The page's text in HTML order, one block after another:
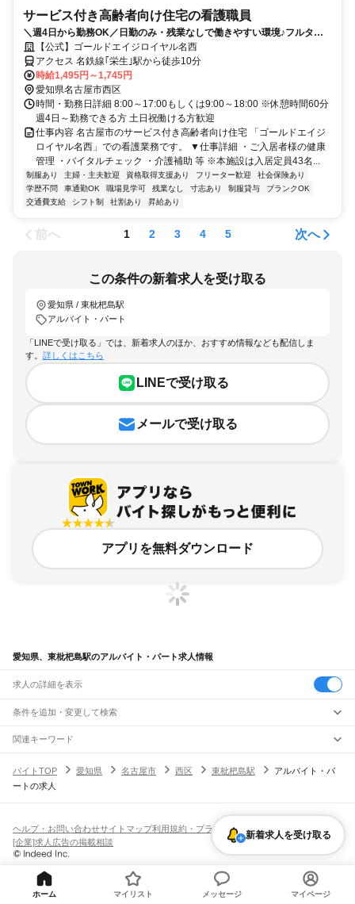
サービス付き高齢者向け住宅の看護職員
＼週4日から勤務OK／日勤のみ・残業なしで働きやすい環境♪フルタイ
ムで安定収入GET！【各種手当あり】
【公式】ゴールドエイジロイヤル名西
アクセス 名鉄線｢栄生｣駅から徒歩10分
時給1,495円～1,745円
愛知県名古屋市西区
時間・勤務日詳細 8:00～17:00もしくは9:00～18:00 ※休憩時間60分
週4日～勤務できる方 土日祝働ける方歓迎
仕事内容 名古屋市のサービス付き高齢者向け住宅 「ゴールドエイジ
ロイヤル名西」での看護業務です。 ▼仕事詳細 ・ご入居者様の健康
管理 ・バイタルチェック ・介護補助 等 ※本施設は入居定員43名...
制服あり 主婦・主夫歓迎 資格取得支援あり フリーター歓迎
社会保険あり
学歴不問
車通勤OK 職場見学可 残業なし 寸志あり 制服貸与
ブランクOK
交通費支給
シフト制 社割あり 昇給あり
前へ 1 2 3 4 5 次へ
この条件の新着求人を受け取る
愛知県 / 東枇杷島駅
アルバイト・パート
「LINEで受け取る」では、新着求人のほか、おすすめ情報なども配信しま
す。 詳しくはこちら
LINEで受け取る
メールで受け取る
アプリを無料ダウンロード
愛知県、東枇杷島駅のアルバイト・パート求人情報
求人の詳細を表示
条件を追加・変更して検索
市区町村を追加・変更
愛知県すべて
名古屋市
豊橋市岡崎市一宮市瀬戸市半田市春日井市豊川市津島市碧南市 刈谷市豊田市
安城市西尾市蒲郡市 小牧市
知多市知立市
北名古屋市
みよし市 愛知郡
海部郡
知多郡
北設楽郡
駅を追加・変更
JR飯田線(豊橋～天竜峡)
豊橋駅 船町駅 三河一宮駅長山駅江島駅東上駅
野田城駅
茶臼山駅 大海駅
本長篠駅
三河大野駅
三河槙原駅 三河川合駅池場駅
職種を追加・変更
飲食・フードサービスすべて
ホールスタッフキッチンスタッフ 皿洗い・洗い場 精肉・鮮魚加工給食調理
パン屋（ベーカリー）
バー（BAR）・バーテンダー
営業・販売
営業・販売
人気
日払いOK高校生歓迎 髪型・髪色自由ひげOKネイルOK
勤務期間
短期単発・1日OK
期間限定（春夏冬休み等）
雇用形態を追加・変更
正社員
契約社員
都道府県を変更
関連キーワード
バイトTOP
愛知県 名古屋市 西区 東枇杷島駅
アルバイト・パ
ートの求人
新着求人を受け取る
ヘルプ・お問い合わせサイトマップ利用規約・プライバシーポリシー
[企業]求人広告の掲載相談
ホーム マイリスト メッセージ マイページ